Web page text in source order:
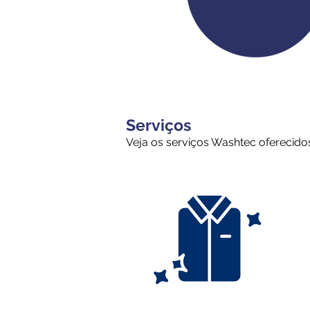
Serviços
Veja os serviços Washtec